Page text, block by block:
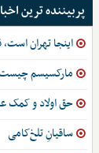
پربیننده ترین
اینجا تهران
مارکسیسم
حق اولاد و کمک
ساقیانِ تلخ‌کامی